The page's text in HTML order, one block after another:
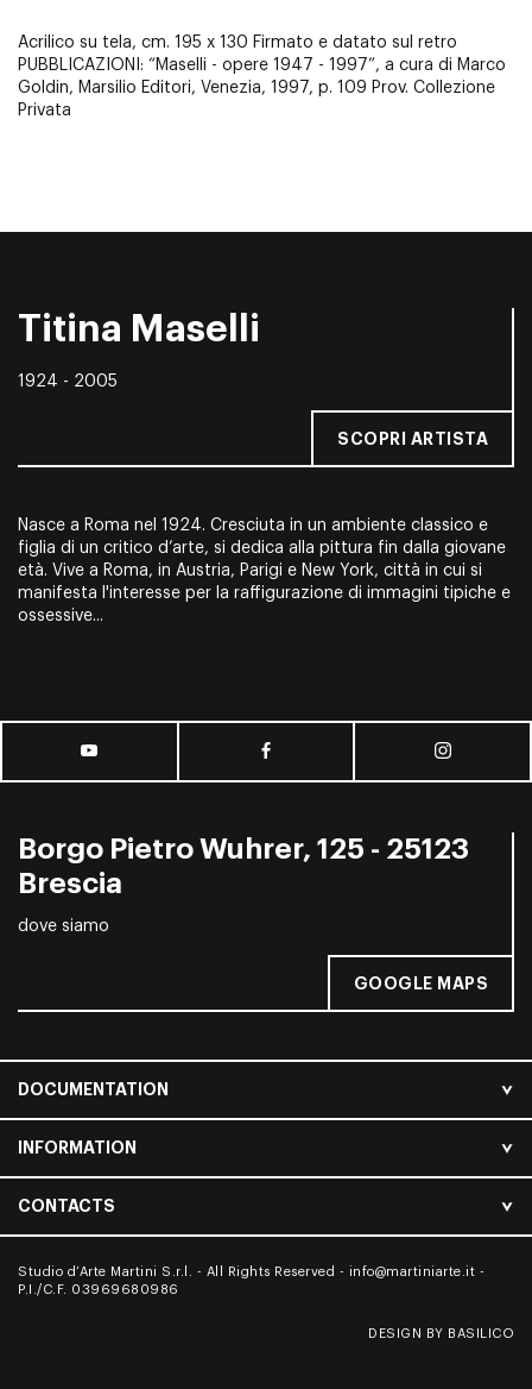
Acrilico su tela, cm. 195 x 130 Firmato e datato sul retro
PUBBLICAZIONI: “Maselli - opere 1947 - 1997”, a cura di Marco
Goldin, Marsilio Editori, Venezia, 1997, p. 109 Prov. Collezione
Privata
Titina Maselli
1924 - 2005
SCOPRI ARTISTA
Nasce a Roma nel 1924. Cresciuta in un ambiente classico e
figlia di un critico d’arte, si dedica alla pittura fin dalla giovane
età. Vive a Roma, in Austria, Parigi e New York, città in cui si
manifesta l'interesse per la raffigurazione di immagini tipiche e
ossessive...
Borgo Pietro Wuhrer, 125 - 25123
Brescia
dove siamo
GOOGLE MAPS
DOCUMENTATION
INFORMATION
CONTACTS
Studio d’Arte Martini S.r.l. - All Rights Reserved - info@martiniarte.it -
P.I./C.F. 03969680986
DESIGN BY BASILICO